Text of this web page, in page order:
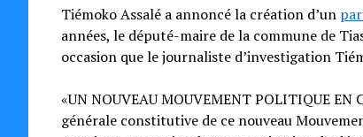
Tiémoko Assalé a annoncé la création d’un
années, le député-maire de la commune de
occasion que le journaliste d’investigation
«UN NOUVEAU MOUVEMENT POLITIQUE EN
générale constitutive de ce nouveau